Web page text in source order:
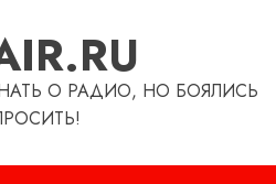
О РАДИО, НО БОЯЛИСЬ